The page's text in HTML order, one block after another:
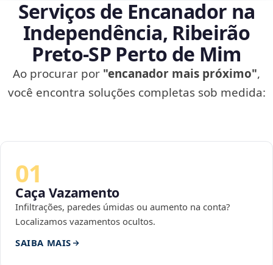
Serviços de Encanador na
Independência, Ribeirão
Preto‑SP Perto de Mim
Ao procurar por "encanador mais próximo",
você encontra soluções completas sob medida:
01
Caça Vazamento
Infiltrações, paredes úmidas ou aumento na conta?
Localizamos vazamentos ocultos.
SAIBA MAIS